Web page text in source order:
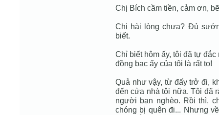
Chị Bích cầm tiền, cảm ơn,
Chị hài lòng chưa? Đủ
biết.
Chỉ biết hôm ấy, tôi đã tự
đồng bạc ấy của tôi là rất to!
Quả như vậy, từ đấy trở đi,
đến cửa nhà tôi nữa. Tôi đã
người bạn nghèo. Rồi thì,
chóng bị quên đi... Nhưng